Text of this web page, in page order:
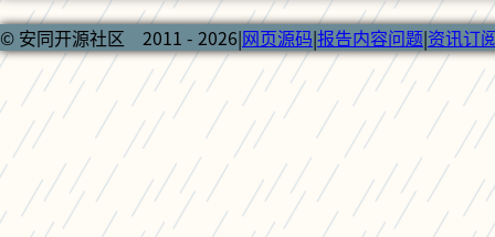
© 安同开源社区 2011 - 2026|网页源码|报告内容问题|资讯订